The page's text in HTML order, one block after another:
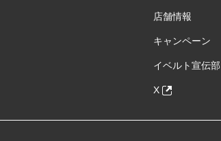
店舗情報
キャンペーン
イベルト宣伝部
X